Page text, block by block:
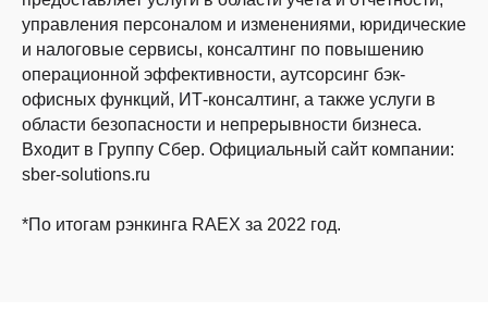
управления персоналом и изменениями, юридические
и налоговые сервисы, консалтинг по повышению
операционной эффективности, аутсорсинг бэк-
офисных функций, ИТ-консалтинг, а также услуги в
области безопасности и непрерывности бизнеса.
Входит в Группу Сбер. Официальный сайт компании:
sber-solutions.ru
*По итогам рэнкинга RAEX за 2022 год.
Подписаться
Нажимая кнопку «Подписаться», я соглашаюсьна
получение материалов
8 800 700-13-79
пн-чт с 08:00 до 19:00
пт с 08:00 до 18:00